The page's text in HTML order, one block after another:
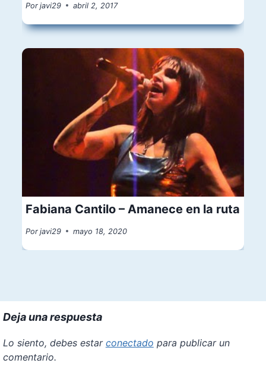
Por javi29 abril 2, 2017
Fabiana Cantilo – Amanece en la ruta
Por javi29 mayo 18, 2020
Deja una respuesta
Lo siento, debes estar conectado para publicar un
comentario.